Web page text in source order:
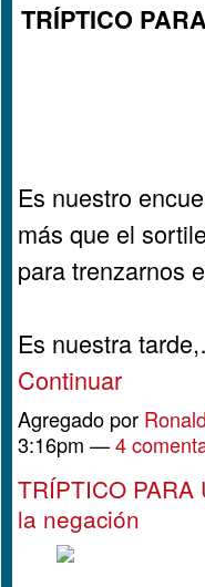
TRÍPTICO
Es nuestro
más que el
para trenzarnos
Es nuestra
Continuar
Agregado por
3:16pm —4
TRÍPTICO
la negación